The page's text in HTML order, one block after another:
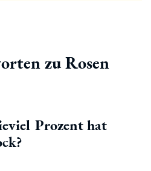
zu Rosen
Prozent hat